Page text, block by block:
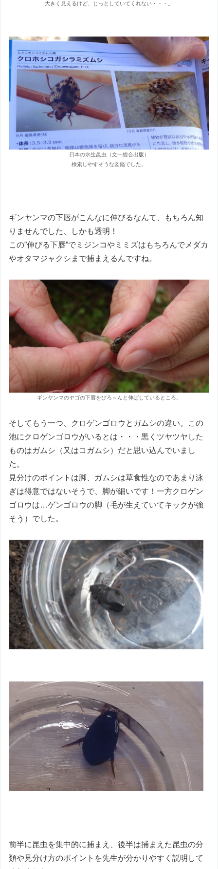
大きく見えるけど、じっとしていてくれない・・・。
日本の水生昆虫（文一総合出版）
検索しやすそうな図鑑でした。
ギンヤンマの下唇がこんなに伸びるなんて、もちろん知
りませんでした、しかも透明！
この”伸びる下唇”でミジンコやミミズはもちろんでメダカ
やオタマジャクシまで捕まえるんですね。
ギンヤンマのヤゴの下唇をびろ～んと伸ばしているところ。
そしてもう一つ、クロゲンゴロウとガムシの違い。この
池にクロゲンゴロウがいるとは・・・黒くツヤツヤした
ものはガムシ（又はコガムシ）だと思い込んでいまし
た。
見分けのポイントは脚、ガムシは草食性なのであまり泳
ぎは得意ではないそうで、脚が細いです！一方クロゲン
ゴロウは…ゲンゴロウの脚（毛が生えていてキックが強
そう）でした。
前半に昆虫を集中的に捕まえ、後半は捕まえた昆虫の分
類や見分け方のポイントを先生が分かりやすく説明して